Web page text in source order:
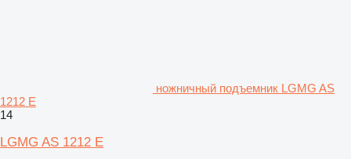
ножничный подъемник LGMG AS
1212 E
14
LGMG AS 1212 E